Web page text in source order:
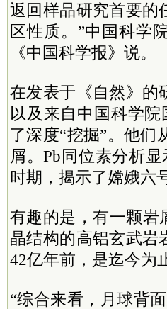
返回样品研究首要的
区性质。”中国科学
《中国科学报》说。
在发表于《自然》的
以及来自中国科学
了深度“挖掘”。他们
屑。Pb同位素分析
时期，揭示了嫦娥六
有趣的是，有一颗岩
晶结构的高铝玄武岩
42亿年前，是迄今为
“综合来看，月球背